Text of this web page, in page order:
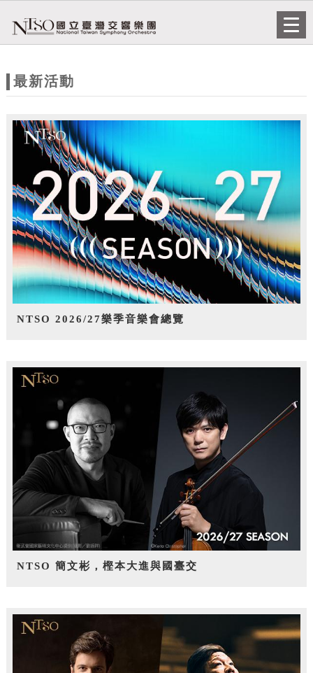
站
題
最新活動
NTSO 2026/27樂季音樂會總覽
NTSO 簡文彬，樫本大進與國臺交